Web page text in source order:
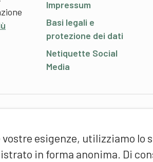
esigenze, utilizziamo lo
in forma anonima. Di
Impressum
Basi legali e
protezione dei dati
Netiquette Social
Media